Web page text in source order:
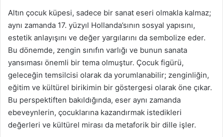
Altın çocuk küpesi, sadece bir sanat eseri olmakla kalmaz;
aynı zamanda 17. yüzyıl Hollanda’sının sosyal yapısını,
estetik anlayışını ve değer yargılarını da sembolize eder.
Bu dönemde, zengin sınıfın varlığı ve bunun sanata
yansıması önemli bir tema olmuştur. Çocuk figürü,
geleceğin temsilcisi olarak da yorumlanabilir; zenginliğin,
eğitim ve kültürel birikimin bir göstergesi olarak öne çıkar.
Bu perspektiften bakıldığında, eser aynı zamanda
ebeveynlerin, çocuklarına kazandırmak istedikleri
değerleri ve kültürel mirası da metaforik bir dille işler.